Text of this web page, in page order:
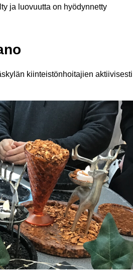
ja luovuutta on hyödynnetty
kiinteistönhoitajien aktiivisesti